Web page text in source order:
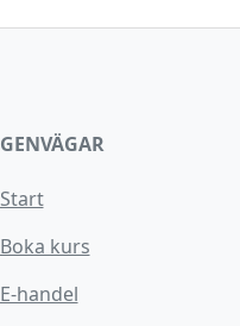
GENVÄGAR
Start
Boka kurs
E-handel